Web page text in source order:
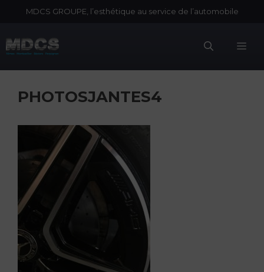
MDCS GROUPE, l’esthétique au service de l’automobile
PHOTOSJANTES4